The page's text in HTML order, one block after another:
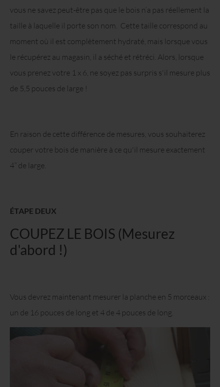
vous ne savez peut-être pas que le bois n’a pas réellement la
taille à laquelle il porte son nom. Cette taille correspond au
moment où il est complètement hydraté, mais lorsque vous
le récupérez au magasin, il a séché et rétréci. Alors, lorsque
vous prenez votre 1 x 6, ne soyez pas surpris s'il mesure plus
de 5,5 pouces de large !
En raison de cette différence de mesures, vous souhaiterez
couper votre bois de manière à ce qu'il mesure exactement
4” de large.
ÉTAPE DEUX
COUPEZ LE BOIS (Mesurez
d'abord !)
Vous devrez maintenant mesurer la planche en 5 morceaux :
un de 16 pouces de long et 4 de 4 pouces de long.